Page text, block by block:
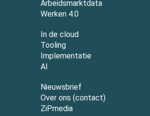
Arbeidsmarktdata
Werken 4.0
In de cloud
Tooling
Implementatie
AI
Nieuwsbrief
Over ons (contact)
ZiPmedia